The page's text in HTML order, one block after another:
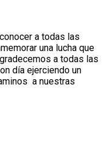
a todas las
una lucha que
a todas las
día ejerciendo un
a nuestras